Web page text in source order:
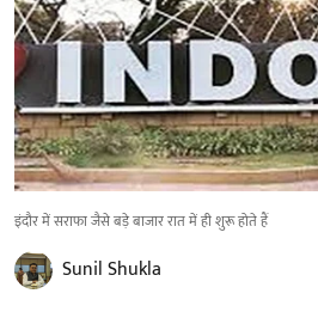
इंदौर में सराफा जैसे बड़े बाजार रात में ही शुरू होते हैं
Sunil Shukla